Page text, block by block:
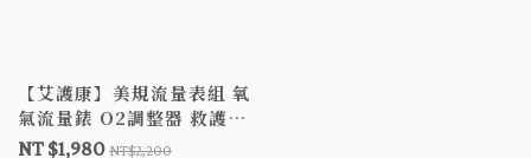
【艾護康】美規流量表組 氧
氣流量錶 O2調整器 救護車
氧氣鋼瓶 無補償式管流量計
NT $1,980 NT$2,200